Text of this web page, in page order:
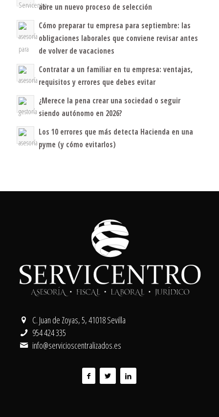
abre un nuevo proceso de selección
Cómo preparar tu empresa para septiembre: las
obligaciones laborales que conviene revisar antes
de volver de vacaciones
Contratar a un familiar en tu empresa: ventajas,
requisitos y errores que debes evitar
¿Merece la pena crear una sociedad o seguir
siendo autónomo en 2026?
Los 10 errores que más detecta Hacienda en una
pyme (y cómo evitarlos)
C. Juan de Zoyas, 5, 41018 Sevilla
954 424 335
info@servicioscentralizados.es